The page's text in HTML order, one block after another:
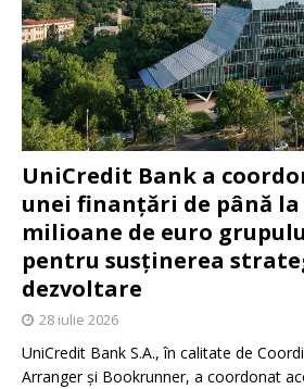
UniCredit Bank a
unei finanțări de până la
milioane de euro
pentru susținerea
dezvoltare
28 iulie 2026
UniCredit Bank S.A., în calitate de
Arranger și Bookrunner, a coordonat